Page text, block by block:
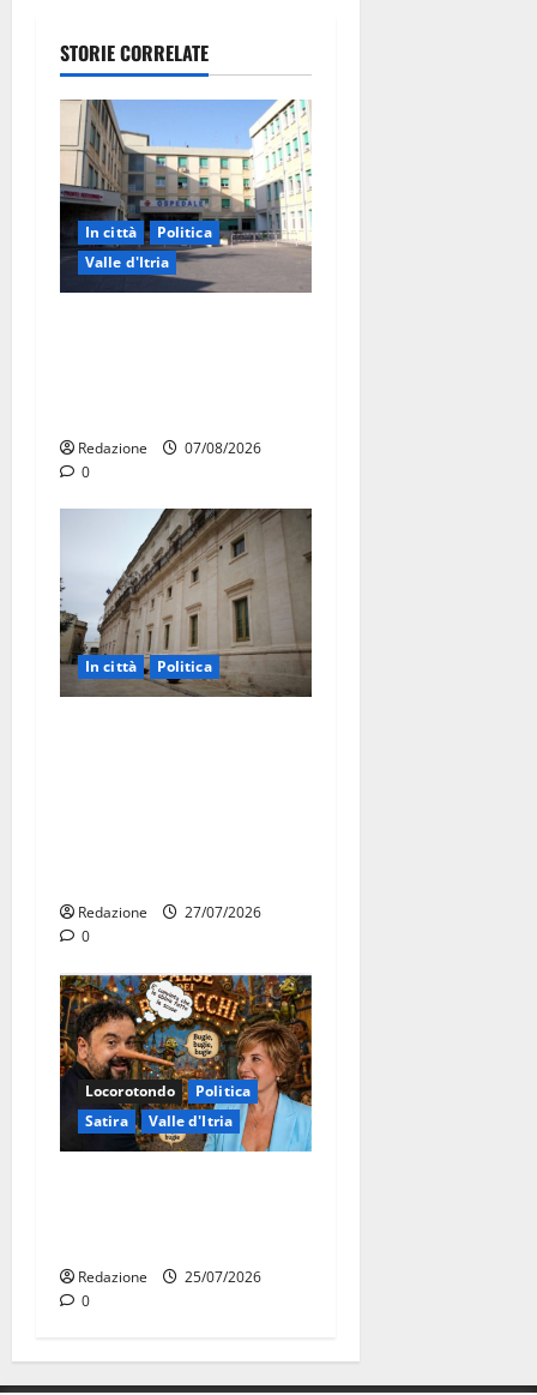
STORIE CORRELATE
In città
Politica
Valle d'Itria
Redazione
07/08/2026
0
In città Politica
Redazione
27/07/2026
0
Locorotondo
Politica
Satira
Valle d'Itria
Redazione
25/07/2026
0